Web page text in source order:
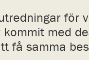
för
med
få samma